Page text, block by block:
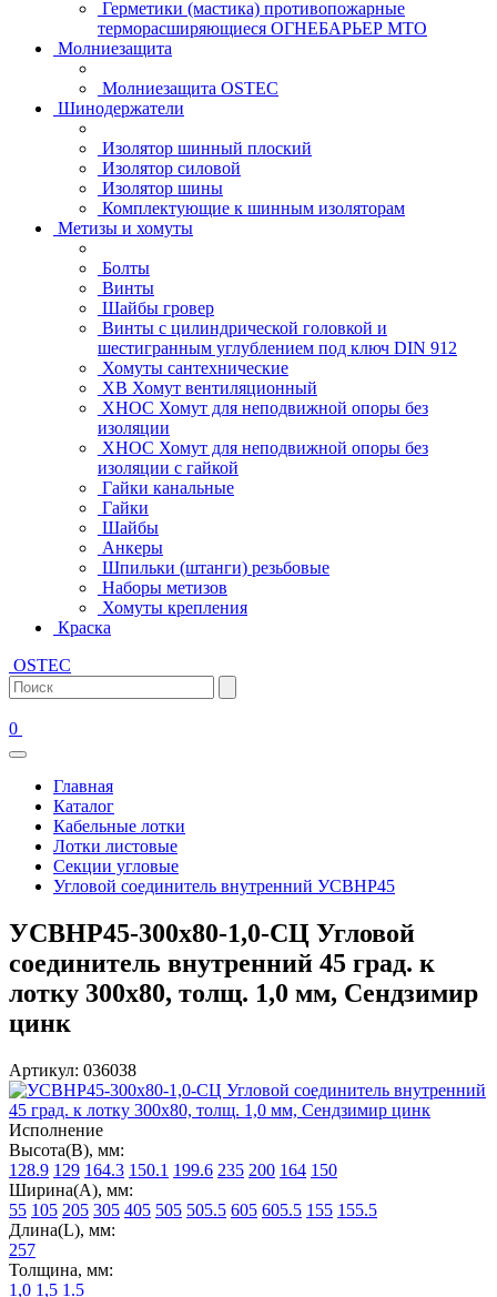
Герметики (мастика) противопожарные
терморасширяющиеся ОГНЕБАРЬЕР МТО
Молниезащита
Молниезащита OSTEC
Шинодержатели
Изолятор шинный плоский
Изолятор силовой
Изолятор шины
Комплектующие к шинным изоляторам
Метизы и хомуты
Болты
Винты
Шайбы гровер
Винты с цилиндрической головкой и
шестигранным углублением под ключ DIN 912
Хомуты сантехнические
ХВ Хомут вентиляционный
ХНОС Хомут для неподвижной опоры без
изоляции
ХНОС Хомут для неподвижной опоры без
изоляции с гайкой
Гайки канальные
Гайки
Шайбы
Анкеры
Шпильки (штанги) резьбовые
Наборы метизов
Хомуты крепления
Краска
OSTEC
0
Главная
Каталог
Кабельные лотки
Лотки листовые
Секции угловые
Угловой соединитель внутренний УСВНР45
УСВНР45-300х80-1,0-СЦ Угловой
соединитель внутренний 45 град. к
лотку 300х80, толщ. 1,0 мм, Сендзимир
цинк
Артикул: 036038
Исполнение
Высота(В), мм:
128.9 129 164.3 150.1 199.6 235 200 164 150
Ширина(А), мм:
55 105 205 305 405 505 505.5 605 605.5 155 155.5
Длина(L), мм:
257
Толщина, мм:
1,0 1,5 1.5